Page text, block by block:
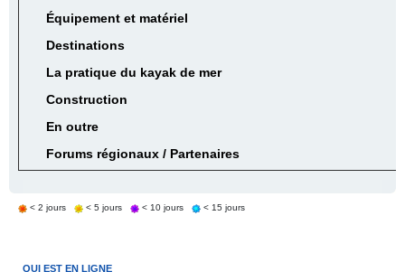
Équipement et matériel
Destinations
La pratique du kayak de mer
Construction
En outre
Forums régionaux / Partenaires
< 2 jours < 5 jours < 10 jours < 15 jours
QUI EST EN LIGNE